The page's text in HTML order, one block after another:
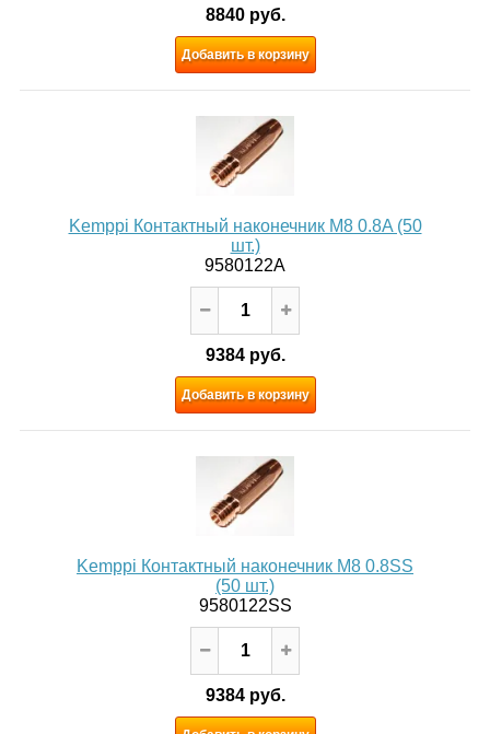
8840 руб.
Добавить в корзину
Kemppi Контактный наконечник M8 0.8A (50
шт.)
9580122A
9384 руб.
Добавить в корзину
Kemppi Контактный наконечник M8 0.8SS
(50 шт.)
9580122SS
9384 руб.